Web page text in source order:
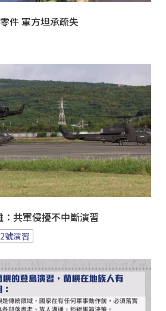
件 軍方坦承疏失
共軍侵擾不中斷演習
號演習